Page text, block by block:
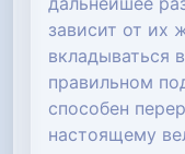
зависит от их
вкладываться
правильном
способен
настоящему